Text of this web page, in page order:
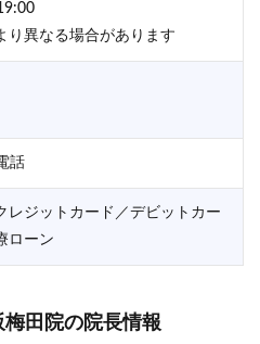
り異なる場合があります
話
レジットカード／デビットカー
ローン
田院の院長情報